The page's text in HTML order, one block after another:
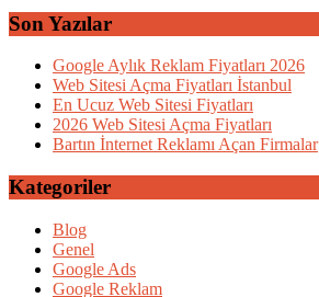
Son Yazılar
Google Aylık Reklam Fiyatları 2026
Web Sitesi Açma Fiyatları İstanbul
En Ucuz Web Sitesi Fiyatları
2026 Web Sitesi Açma Fiyatları
Bartın İnternet Reklamı Açan Firmalar
Kategoriler
Blog
Genel
Google Ads
Google Reklam